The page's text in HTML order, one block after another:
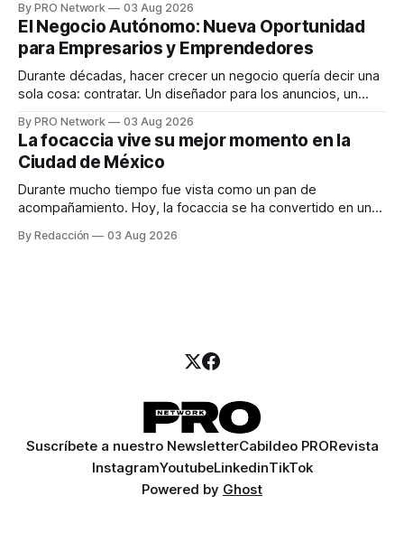
INTERIUS, el problema suele estar en otro lugar. Durante
una entrevista para el podcast SER PRO, el especialista en
marketing digital explicó que
By PRO Network 03 Aug 2026
El Negocio Autónomo: Nueva Oportunidad
para Empresarios y Emprendedores
Durante décadas, hacer crecer un negocio quería decir una
sola cosa: contratar. Un diseñador para los anuncios, un
para los textos, alguien que supiera de publicidad digital
para encontrar prospectos, un vendedor para atender
llamadas y mensajes, y —con suerte— una persona
By PRO Network 03 Aug 2026
La focaccia vive su mejor momento en la
Ciudad de México
Durante mucho tiempo fue vista como un pan de
acompañamiento. Hoy, la focaccia se ha convertido en uno
artesanal, ingredientes de calidad y experiencias que
By Redacción 03 Aug 2026
Suscríbete a nuestro NewsletterCabildeo PRORevista
InstagramYoutubeLinkedinTikTok
Powered by Ghost